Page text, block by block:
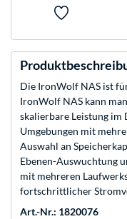
Die IronWolf NAS ist
IronWolf NAS kann
skalierbare Leistung im
Umgebungen mit
Auswahl an
Ebenen-Auswuchtung
mit mehreren
fortschrittlicher
Art.-Nr.: 1820076